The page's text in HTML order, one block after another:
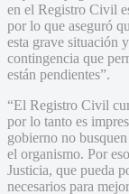
en el Registro Civil
por lo que aseguró
esta grave situación
contingencia que
están pendientes”.
“El Registro Civil
por lo tanto es
gobierno no
el organismo. Por
Justicia, que pueda
necesarios para